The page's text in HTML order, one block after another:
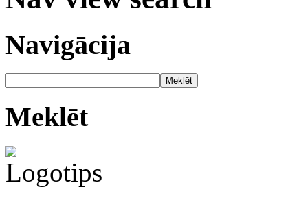
Navigācija
Meklēt
Meklēt